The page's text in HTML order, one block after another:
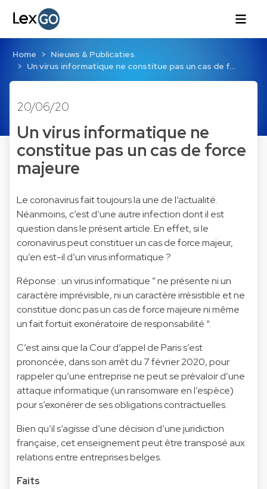
Home
Nieuws & Publicaties
Un virus informatique ne constitue pas un cas de f…
20/06/20
Un virus informatique ne
constitue pas un cas de force
majeure
Le coronavirus fait toujours la une de l’actualité.
Néanmoins, c’est d’une autre infection dont il est
question dans le présent article. En effet, si le
coronavirus peut constituer un cas de force majeur,
qu’en est-il d’un virus informatique ?
Réponse : un virus informatique ” ne présente ni un
caractère imprévisible, ni un caractère irrésistible et ne
constitue donc pas un cas de force majeure ni même
un fait fortuit exonératoire de responsabilité “.
C’est ainsi que la Cour d’appel de Paris s’est
prononcée, dans son arrêt du 7 février 2020, pour
rappeler qu’une entreprise ne peut se prévaloir d’une
attaque informatique (un ransomware en l’espèce)
pour s’exonérer de ses obligations contractuelles.
Bien qu’il s’agisse d’une décision d’une juridiction
française, cet enseignement peut être transposé aux
relations entre entreprises belges.
Faits